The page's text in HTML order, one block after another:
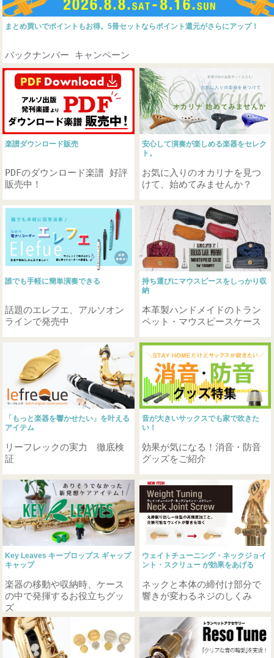
サックス マウスピース │ リガチャー │ ストラップ │
クラリネット マウスピース │ リガチャー
トランペット マウスピースケース │ 音響サポートパーツ
オカリナ 楽器本体
まとめ買いでポイントもお得。5冊セットならポイント還元がさらにアップ！
バックナンバー キャンペーン
楽譜ダウンロード販売
PDFのダウンロード楽譜 好評
販売中！
安心して演奏が楽しめる楽器をセレク
ト。
お気に入りのオカリナを見つ
けて、始めてみませんか？
誰でも手軽に簡単演奏できる
話題のエレフエ、アルソオン
ラインで発売中
持ち運びにマウスピースをしっかり収
納
本革製ハンドメイドのトラン
ペット・マウスピースケース
「もっと楽器を響かせたい」を叶える
アイテム
リーフレックの実力 徹底検
証
音が大きいサックスでも家で吹きた
い！
効果が気になる！消音・防音
グッズをご紹介
Key Leaves キープロップス ギャップ
キャップ
楽器の移動や収納時、ケース
の中で発揮するお役立ちグッ
ズ
ウェイトチューニング・ネックジョイ
ント・スクリュー が効果をあげる
ネックと本体の締付け部分で
響きが変わるネジのしくみ